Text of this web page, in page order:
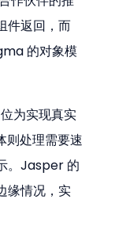
件返回，而
的对象模
为实现真实
则处理需要速
。Jasper 的
缘情况，实